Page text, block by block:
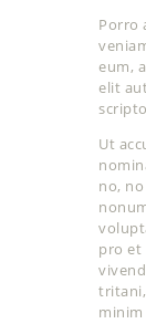
Porro
eum,
elit
Ut
no,
pro et
minim